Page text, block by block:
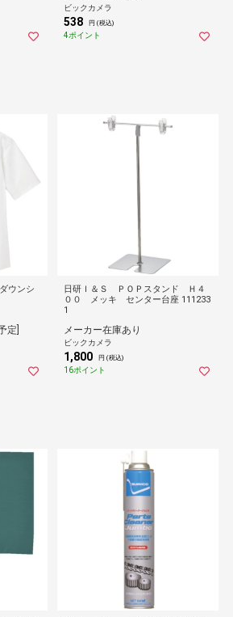
ビックカメラ
538 円 (税込)
4ポイント
ウンシ
定]
日研Ｉ＆Ｓ ＰＯＰスタンド Ｈ４
００ メッキ センター台座 111233
1
メーカー在庫あり
ビックカメラ
1,800 円 (税込)
16ポイント